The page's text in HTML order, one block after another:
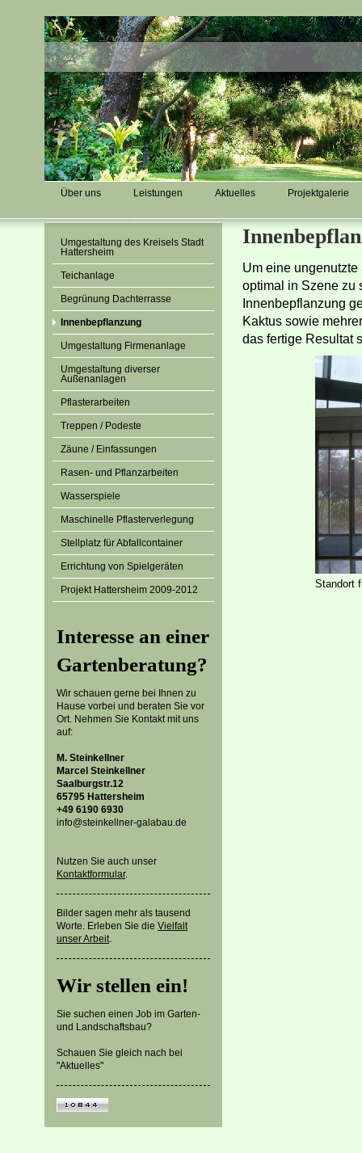
Über uns Leistungen Aktuelles Projektgalerie
Umgestaltung des Kreisels Stadt
Hattersheim
Teichanlage
Begrünung Dachterrasse
Innenbepflanzung
Umgestaltung Firmenanlage
Umgestaltung diverser
Außenanlagen
Pflasterarbeiten
Treppen / Podeste
Zäune / Einfassungen
Rasen- und Pflanzarbeiten
Wasserspiele
Maschinelle Pflasterverlegung
Stellplatz für Abfallcontainer
Errichtung von Spielgeräten
Projekt Hattersheim 2009-2012
Interesse an einer
Gartenberatung?
Wir schauen gerne bei Ihnen zu
Hause vorbei und beraten Sie vor
Ort. Nehmen Sie Kontakt mit uns
auf:
M. Steinkellner
Marcel Steinkellner
Saalburgstr.12
65795 Hattersheim
+49 6190 6930
info@steinkellner-galabau.de
Nutzen Sie auch unser
Kontaktformular.
Bilder sagen mehr als tausend
Worte. Erleben Sie die Vielfalt
unser Arbeit.
Wir stellen ein!
Sie suchen einen Job im Garten-
und Landschaftsbau?
Schauen Sie gleich nach bei
"Aktuelles"
Um eine
optimal in Szene zu
Innenbepflanzung
Kaktus sowie
das fertige Resultat
Standort